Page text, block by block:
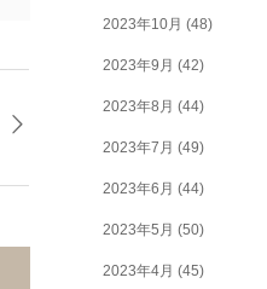
2023年10月 (48)
2023年9月 (42)
2023年8月 (44)
2023年7月 (49)
2023年6月 (44)
2023年5月 (50)
2023年4月 (45)